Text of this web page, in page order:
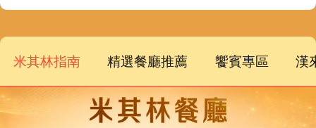
米其林指南 精選餐廳推薦 饗賓專區 漢